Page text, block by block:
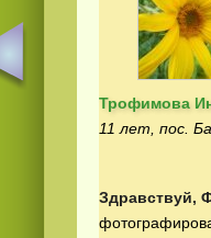
Трофимова
11 лет, пос.
Здравствуй,